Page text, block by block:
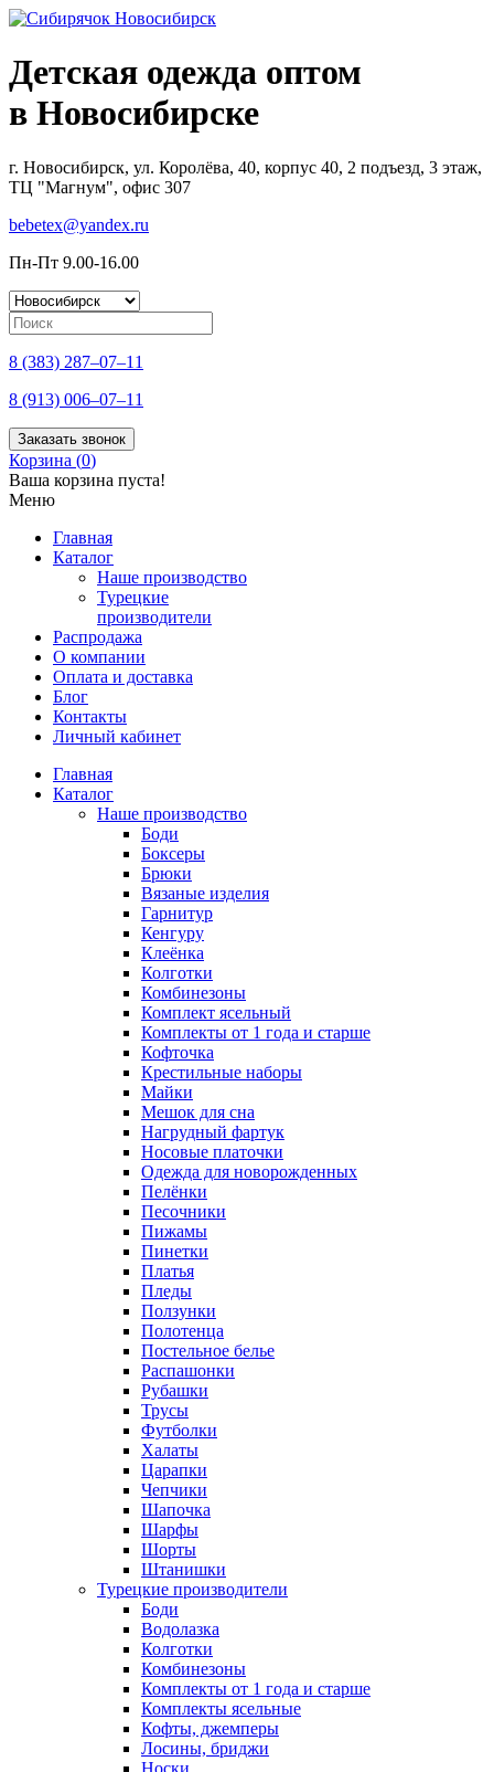
Детская одежда оптом
в Новосибирске
г. Новосибирск, ул. Королёва, 40, корпус 40, 2 подъезд, 3 этаж,
ТЦ "Магнум", офис 307
bebetex@yandex.ru
Пн-Пт 9.00-16.00
8 (383) 287–07–11
8 (913) 006–07–11
Заказать звонок
Корзина (0)
Ваша корзина пуста!
Меню
Главная
Каталог
Наше производство
Турецкие
производители
Распродажа
О компании
Оплата и доставка
Блог
Контакты
Личный кабинет
Главная
Каталог
Наше производство
Боди
Боксеры
Брюки
Вязаные изделия
Гарнитур
Кенгуру
Клеёнка
Колготки
Комбинезоны
Комплект ясельный
Комплекты от 1 года и старше
Кофточка
Крестильные наборы
Майки
Мешок для сна
Нагрудный фартук
Носовые платочки
Одежда для новорожденных
Пелёнки
Песочники
Пижамы
Пинетки
Платья
Пледы
Ползунки
Полотенца
Постельное белье
Распашонки
Рубашки
Трусы
Футболки
Халаты
Царапки
Чепчики
Шапочка
Шарфы
Шорты
Штанишки
Турецкие производители
Боди
Водолазка
Колготки
Комбинезоны
Комплекты от 1 года и старше
Комплекты ясельные
Кофты, джемперы
Лосины, бриджи
Носки